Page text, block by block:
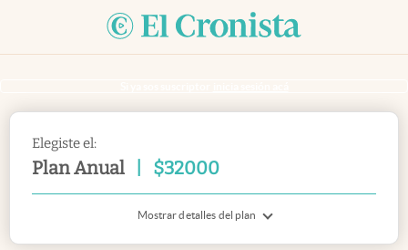
Elegiste el:
Plan Anual $32000
Mostrar detalles del plan